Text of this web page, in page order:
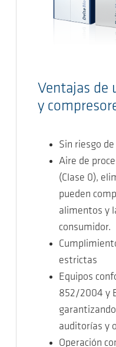
Ventajas de
y
Sin riesgo
Aire de
(Clase 0),
pueden
alimentos y
consumidor.
estrictas
Equipos
852/2004 y
auditorías y
Operación